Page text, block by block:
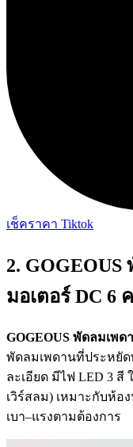
เช็คราคา Tiktok
2.
มอเตอร์ DC 6
GOGEOUS พัดลมเพด
พัดลมเพดานที่ประหยัด
ละเอียด มีไฟ LED 3 สี
เวิร์สลม) เหมาะกับห้อ
เบา–แรงตามต้องการ